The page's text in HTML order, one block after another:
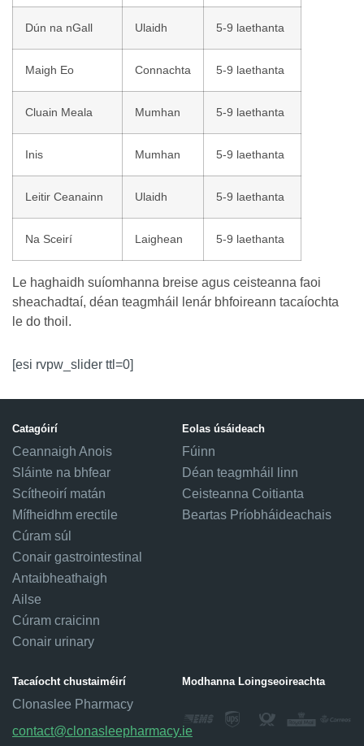
Dún na nGall Ulaidh 5-9 laethanta
Maigh Eo Connachta 5-9 laethanta
Cluain Meala Mumhan 5-9 laethanta
Inis Mumhan 5-9 laethanta
Leitir Ceanainn Ulaidh 5-9 laethanta
Na Sceirí Laighean 5-9 laethanta
Le haghaidh suíomhanna breise agus ceisteanna faoi
sheachadtaí, déan teagmháil lenár bhfoireann tacaíochta
le do thoil.
[esi rvpw_slider ttl=0]
Catagóirí
Ceannaigh Anois
Sláinte na bhfear
Scítheoirí matán
Mífheidhm erectile
Cúram súl
Conair gastrointestinal
Antaibheathaigh
Ailse
Cúram craicinn
Conair urinary
Eolas úsáideach
Fúinn
Déan teagmháil linn
Ceisteanna Coitianta
Beartas Príobháideachais
Tacaíocht chustaiméirí
Clonaslee Pharmacy
contact@clonasleepharmacy.ie
Modhanna Loingseoireachta